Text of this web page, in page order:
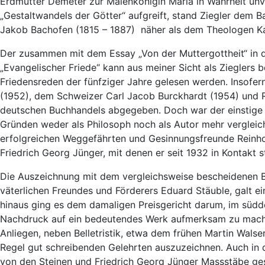
„Gestaltwandels der Götter“ aufgreift, stand Ziegler dem
Jakob Bachofen (1815 – 1887) näher als dem Theologen
Der zusammen mit dem Essay „Von der Muttergottheit“
„Evangelischer Friede“ kann aus meiner Sicht als
Friedensreden der fünfziger Jahre gelesen werden.
(1952), dem Schweizer Carl Jacob Burckhardt (1954)
deutschen Buchhandels abgegeben. Doch war der
Gründen weder als Philosoph noch als Autor mehr
erfolgreichen Weggefährten und Gesinnungsfreunde
Friedrich Georg Jünger, mit denen er seit 1932 in Kontakt
Die Auszeichnung mit dem vergleichsweise
väterlichen Freundes und Förderers Eduard Stäuble, galt
hinaus ging es dem damaligen Preisgericht darum, im
Nachdruck auf ein bedeutendes Werk aufmerksam zu
Anliegen, neben Belletristik, etwa dem frühen Martin
Regel gut schreibenden Gelehrten auszuzeichnen. Auch
von den Steinen und Friedrich Georg Jünger Massstäbe